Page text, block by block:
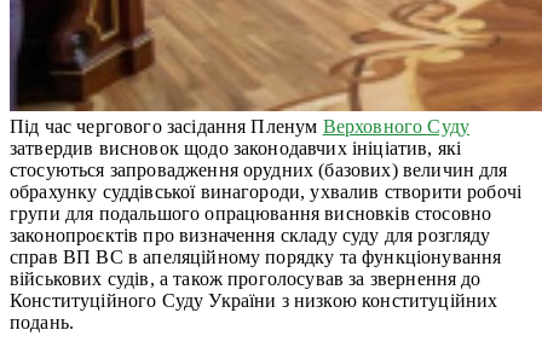
Під час чергового засідання Пленум Верховного Суду
затвердив висновок щодо законодавчих ініціатив, які
стосуються запровадження орудних (базових) величин для
обрахунку суддівської винагороди, ухвалив створити робочі
групи для подальшого опрацювання висновків стосовно
законопроєктів про визначення складу суду для розгляду
справ ВП ВС в апеляційному порядку та функціонування
військових судів, а також проголосував за звернення до
Конституційного Суду України з низкою конституційних
подань.